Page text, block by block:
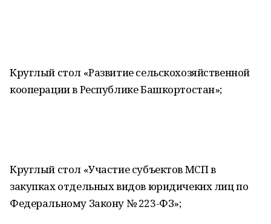
Круглый стол «Развитие сельскохозяйственной
кооперации в Республике Башкортостан»;
Круглый стол «Участие субъектов МСП в
закупках отдельных видов юридичеких лиц по
Федеральному Закону № 223-ФЗ»;